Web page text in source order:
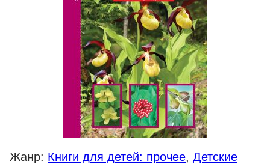
Жанр: Книги для детей: прочее, Детские